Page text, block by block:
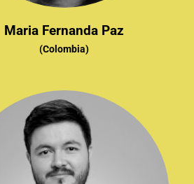
Maria Fernanda Paz
(Colombia)